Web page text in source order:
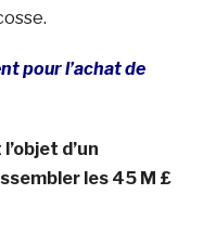
pour l’achat de
d’un
les 45 M £